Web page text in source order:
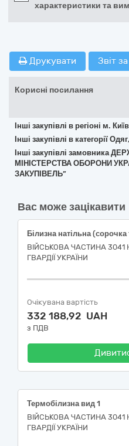
характеристики та
Друкувати Звіт
Корисні посилання
Інші закупівлі в регіоні м. Київ
Інші закупівлі в категорії
Інші закупівлі замовника
МІНІСТЕРСТВА ОБОРОНИ
ЗАКУПІВЕЛЬ”
Вас може зацікавити
ВІЙСЬКОВА ЧАСТИНА 3041
ГВАРДІЇ УКРАЇНИ
Очікувана вартість
332 188,92 UAH
з ПДВ
Термобілизна вид 1
ВІЙСЬКОВА ЧАСТИНА 3041
ГВАРДІЇ УКРАЇНИ